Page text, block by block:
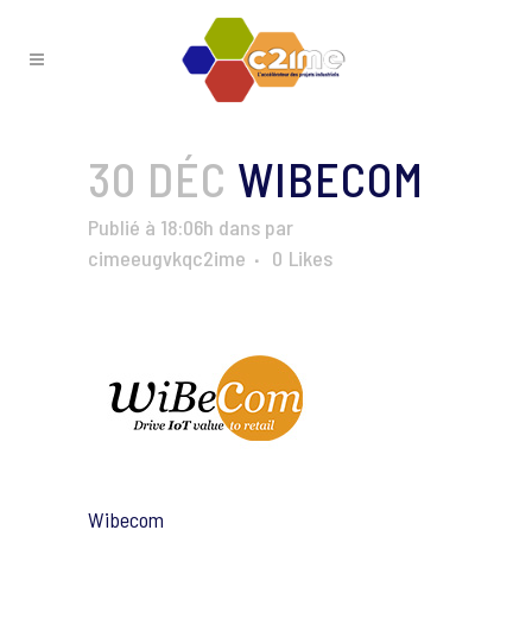
30 DÉC WIBECOM
Publié à 18:06h dans par
cimeeugvkqc2ime
0 Likes
Wibecom